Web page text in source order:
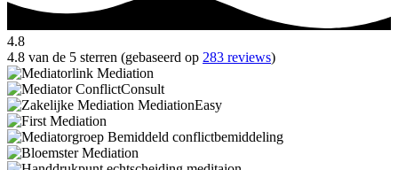
4.8
4.8 van de 5 sterren (gebaseerd op 283 reviews)